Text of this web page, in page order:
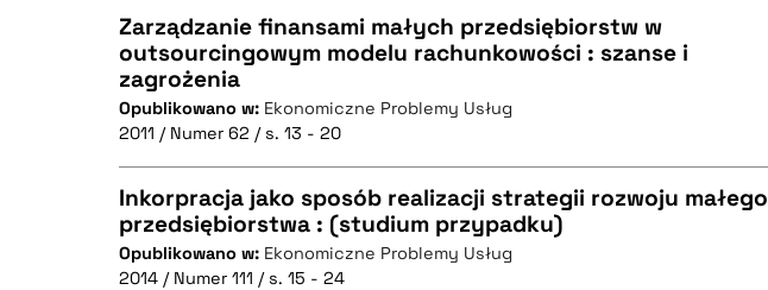
Zarządzanie finansami małych przedsiębiorstw w
outsourcingowym modelu rachunkowości : szanse i
zagrożenia
Opublikowano w: Ekonomiczne Problemy Usług
2011 / Numer 62 / s. 13 - 20
CZYSTY TEKST
Inkorpracja jako sposób realizacji strategii rozwoju małego
przedsiębiorstwa : (studium przypadku)
Opublikowano w: Ekonomiczne Problemy Usług
2014 / Numer 111 / s. 15 - 24